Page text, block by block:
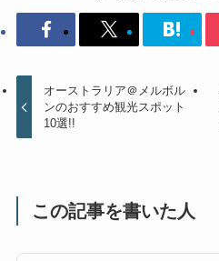
オーストラリア＠メルボル
ンのおすすめ観光スポット
10選!!
この記事を書いた人